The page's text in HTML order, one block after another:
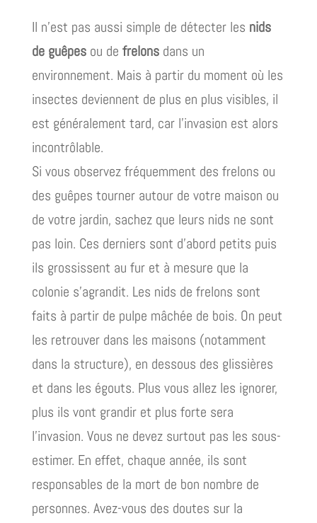
Il n’est pas aussi simple de détecter les nids
de guêpesou de frelonsdans un
environnement. Mais à partir du moment où les
insectes deviennent de plus en plus visibles, il
est généralement tard, car l’invasion est alors
incontrôlable.
Si vous observez fréquemment des frelons ou
des guêpes tourner autour de votre maison ou
de votre jardin, sachez que leurs nids ne sont
pas loin. Ces derniers sont d’abord petits puis
ils grossissent au fur et à mesure que la
colonie s’agrandit. Les nids de frelons sont
faits à partir de pulpe mâchée de bois. On peut
les retrouver dans les maisons (notamment
dans la structure), en dessous des glissières
et dans les égouts. Plus vous allez les ignorer,
plus ils vont grandir et plus forte sera
l’invasion. Vous ne devez surtout pas les sous-
estimer. En effet, chaque année, ils sont
responsables de la mort de bon nombre de
personnes. Avez-vous des doutes sur la